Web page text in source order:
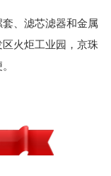
、滤芯滤器和金属
火炬工业园，京珠